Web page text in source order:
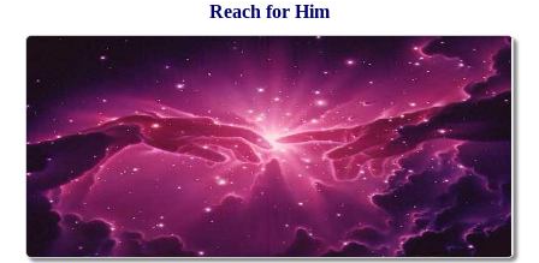
Reach for Him